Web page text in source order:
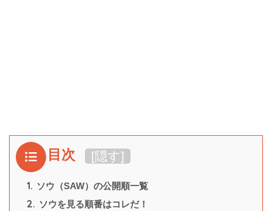
目次 [隠す]
1. ソウ（SAW）の公開順一覧
2. ソウを見る順番はコレだ！